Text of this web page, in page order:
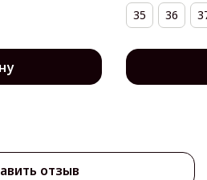
35 36
отзыв